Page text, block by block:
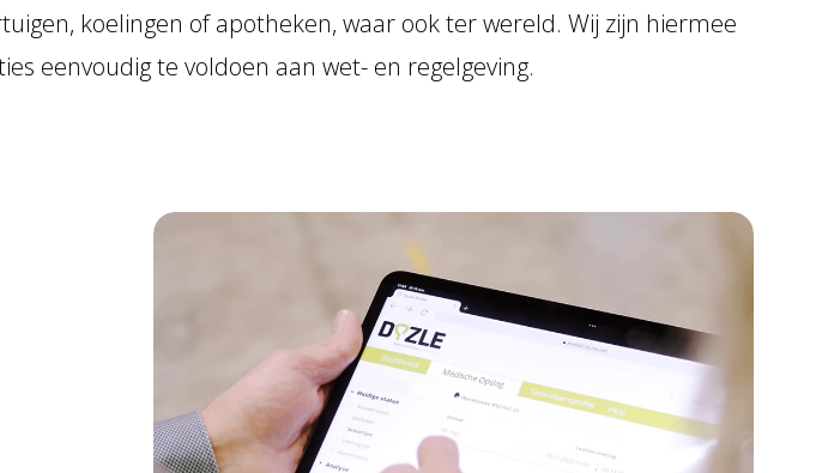
koelingen of apotheken, waar ook ter wereld. Wij zijn hiermee
eenvoudig te voldoen aan wet- en regelgeving.